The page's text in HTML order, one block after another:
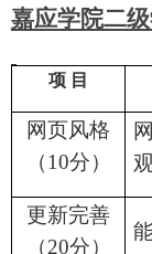
嘉应学院二
项 目
网页风格
（10分）
更新完善
（20分）